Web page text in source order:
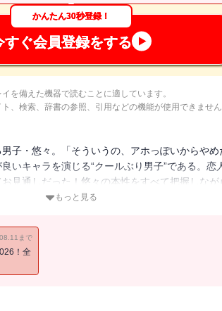
かんたん30秒登録！
すぐ会員登録をする
を備えた機器で読むことに適しています。
、検索、辞書の参照、引用などの機能が使用できません
子・悠々。「そういうの、アホっぽいからや
いキャラを演じる“クールぶり男子”である。恋
通しだった！悠々の本性をすべて把握しなが
いに理想を演じ合う二人だけど、好きな気持ち
もっと見る
まで
！全